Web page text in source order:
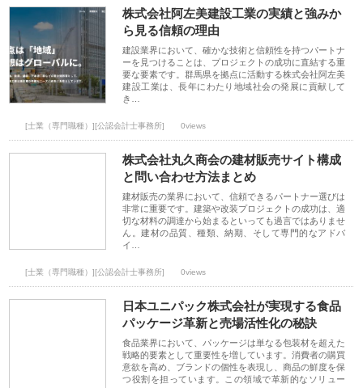
株式会社阿左美建設工業の実績と強みか
ら見る信頼の理由
建設業界において、確かな技術と信頼性を持つパートナ
ーを見つけることは、プロジェクトの成功に直結する重
要な要素です。群馬県を拠点に活動する株式会社阿左美
建設工業は、長年にわたり地域社会の発展に貢献して
き…
[士業（専門職種）][公認会計士事務所] 0views
株式会社丸久商会の建材販売サイト構成
と問い合わせ方法まとめ
建材販売の業界において、信頼できるパートナー選びは
非常に重要です。建築や改装プロジェクトの成功は、適
切な材料の調達から始まるといっても過言ではありませ
ん。建材の品質、種類、納期、そして専門的なアドバ
イ…
[士業（専門職種）][公認会計士事務所] 0views
日本ユニパック株式会社が実現する食品
パッケージ革新と売場活性化の秘訣
食品業界において、パッケージは単なる包装材を超えた
戦略的要素として重要性を増しています。消費者の購買
意欲を高め、ブランドの個性を表現し、商品の鮮度を保
つ役割を担っています。この領域で革新的なソリュー